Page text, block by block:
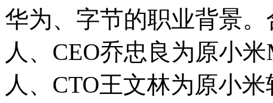
华为、字节的职业背景
人、CEO乔忠良为原小
人、CTO王文林为原小